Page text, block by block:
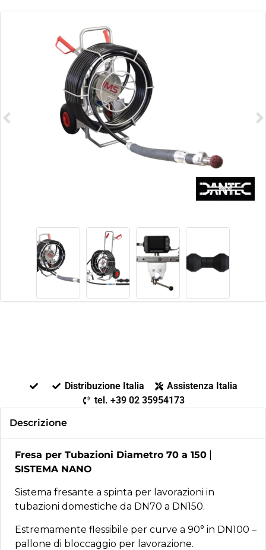
Distribuzione Italia
Assistenza Italia
tel. +39 02 35954173
Descrizione
Fresa per Tubazioni Diametro 70 a 150
SISTEMA NANO
Sistema fresante a spinta per lavorazioni in
tubazioni domestiche da DN70 a DN150.
Estremamente flessibile per curve a 90° in DN100 –
pallone di bloccaggio per lavorazione.